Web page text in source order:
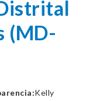
(MD-
Kelly